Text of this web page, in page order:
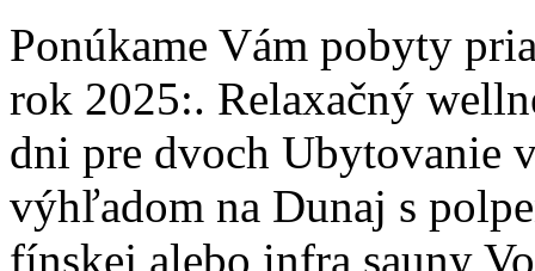
Ponúkame Vám pobyty
rok 2025:. Relaxačný
dni pre dvoch Ubytovanie
výhľadom na Dunaj s
fínskej alebo infra sauny